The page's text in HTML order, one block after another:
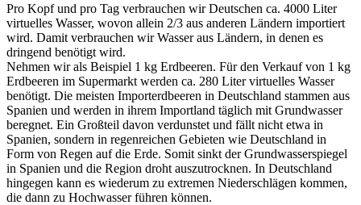
Pro Kopf und pro Tag verbrauchen wir Deutschen ca. 4000 Liter
virtuelles Wasser, wovon allein 2/3 aus anderen Ländern importiert
wird. Damit verbrauchen wir Wasser aus Ländern, in denen es
dringend benötigt wird.
Nehmen wir als Beispiel 1 kg Erdbeeren. Für den Verkauf von 1 kg
Erdbeeren im Supermarkt werden ca. 280 Liter virtuelles Wasser
benötigt. Die meisten Importerdbeeren in Deutschland stammen aus
Spanien und werden in ihrem Importland täglich mit Grundwasser
beregnet. Ein Großteil davon verdunstet und fällt nicht etwa in
Spanien, sondern in regenreichen Gebieten wie Deutschland in
Form von Regen auf die Erde. Somit sinkt der Grundwasserspiegel
in Spanien und die Region droht auszutrocknen. In Deutschland
hingegen kann es wiederum zu extremen Niederschlägen kommen,
die dann zu Hochwasser führen können.